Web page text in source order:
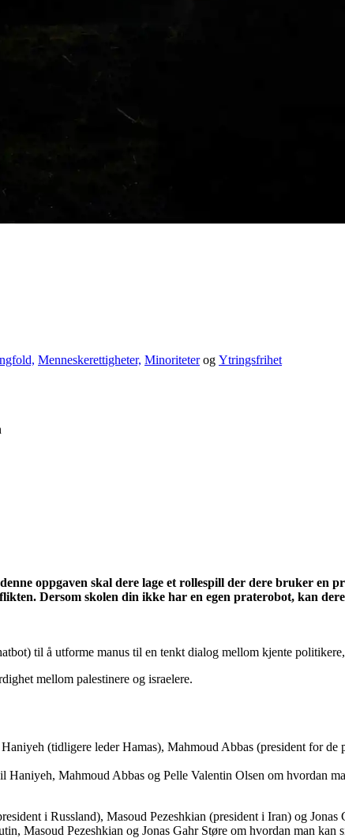
Menneskerettigheter, Minoriteterog Ytringsfrihet
oppgaven skal dere lage et rollespill der dere bruker en
Dersom skolen din ikke har en egen praterobot, kan
til å utforme manus til en tenkt dialog mellom kjente
mellom palestinere og israelere.
(tidligere leder Hamas), Mahmoud Abbas (president for de
Mahmoud Abbas og Pelle Valentin Olsen om hvordan
i Russland), Masoud Pezeshkian (president i Iran) og Jonas
Masoud Pezeshkian og Jonas Gahr Støre om hvordan man kan